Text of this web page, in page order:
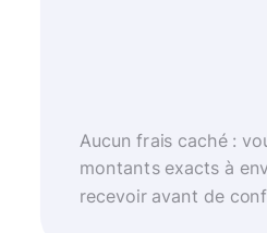
Aucun frais caché :
montants exacts à
recevoir avant de